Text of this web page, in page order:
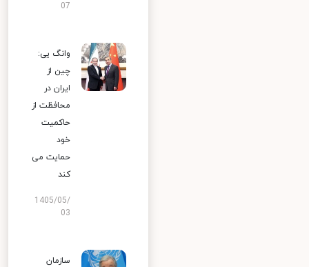
07
وانگ یی:
چین از
ایران در
محافظت از
حاکمیت
خود
حمایت می
کند
1405/05/
03
سازمان